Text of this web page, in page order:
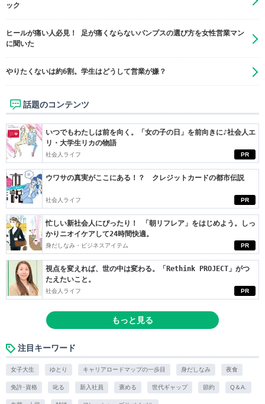
ック
ヒールが痛い人必見！ 足が痛くならないパンプスの選び方を女性営業マン
に聞いた
やりたくないは約6割。学生はどうして営業が嫌？
話題のコンテンツ
PR
いつでもわたしは前を向く。「女の子の日」を前向きに♪社会人エ
リ・大学生リカの物語
社会人ライフ
PR
ウワサの真実がここにある！？ クレジットカードの都市伝説
社会人ライフ
PR
忙しい新社会人にぴったり！ 「朝リフレア」をはじめよう。しっ
かりニオイケアして24時間快適。
身だしなみ・ビジネスアイテム
PR
視点を変えれば、世の中は変わる。「Rethink PROJECT」がつ
たえたいこと。
社会人ライフ
もっと見る
注目キーワード
女子大生 ゆとり キャリアロードマップの一歩目 身だしなみ 夜食
免許･資格 叱る 新入社員 褒める 世代ギャップ 節約 Q＆A.